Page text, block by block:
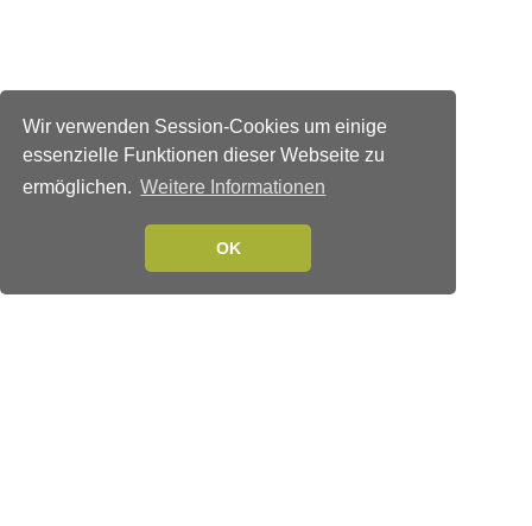
Wir verwenden Session-Cookies um einige
essenzielle Funktionen dieser Webseite zu
ermöglichen. Weitere Informationen
OK